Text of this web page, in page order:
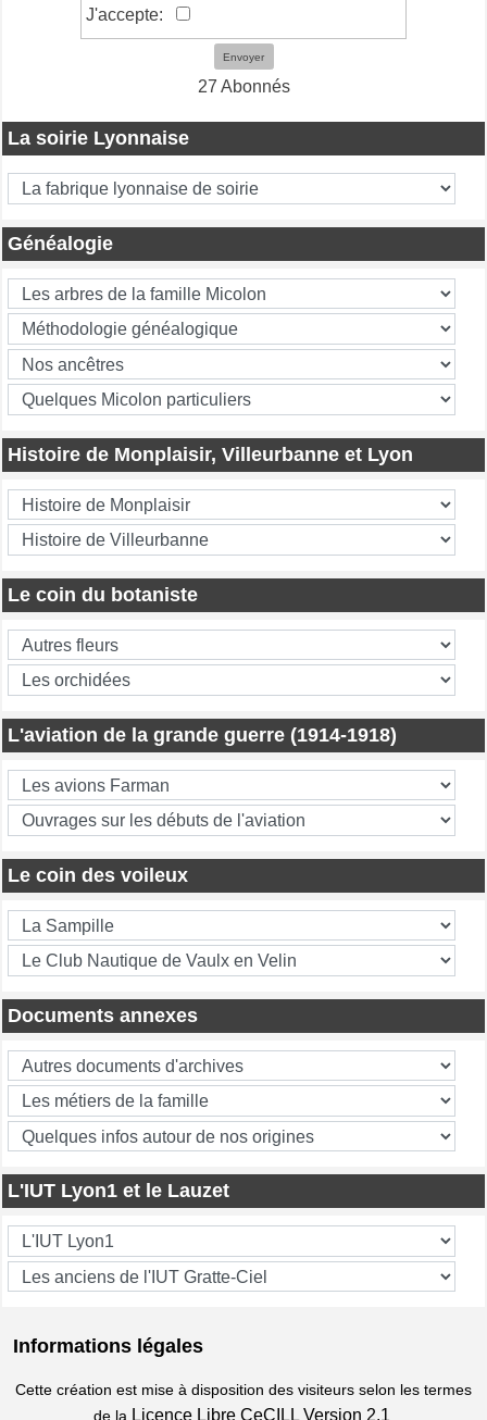
J'accepte:
Envoyer
27 Abonnés
La soirie Lyonnaise
Généalogie
Histoire de Monplaisir, Villeurbanne et Lyon
Le coin du botaniste
L'aviation de la grande guerre (1914-1918)
Le coin des voileux
Documents annexes
L'IUT Lyon1 et le Lauzet
Informations légales
Cette création est mise à disposition des visiteurs selon les termes
de la Licence Libre CeCILL Version 2.1